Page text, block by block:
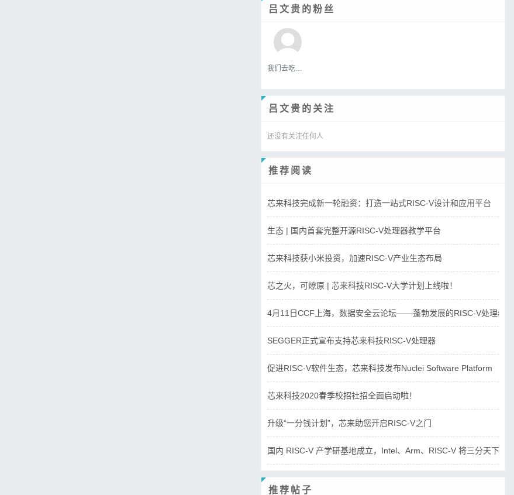
吕文贵的粉丝
吕文贵的关注
还没有关注任何人
推荐阅读
芯来科技完成新一轮融资：打造一站式RISC-V设计和应用平台
生态 | 国内首套完整开源RISC-V处理器教学平台
芯来科技获小米投资，加速RISC-V产业生态布局
芯之火，可燎原 | 芯来科技RISC-V大学计划上线啦！
4月11日CCF上海，数据安全云论坛——蓬勃发展的RISC-V处理器
SEGGER正式宣布支持芯来科技RISC-V处理器
促进RISC-V软件生态，芯来科技发布Nuclei Software Platform
芯来科技2020春季校招社招全面启动啦！
升级“一分钱计划”，芯来助您开启RISC-V之门
国内 RISC-V 产学研基地成立，Intel、Arm、RISC-V 将三分天下？
推荐帖子